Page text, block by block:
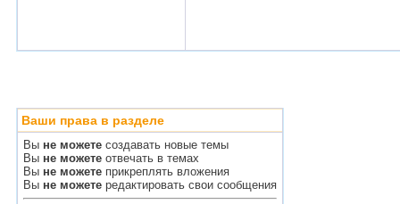
Ваши права в разделе
Вы не можете создавать новые темы
Вы не можете отвечать в темах
Вы не можете прикреплять вложения
Вы не можете редактировать свои сообщения